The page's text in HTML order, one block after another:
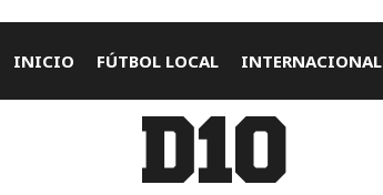
INICIO FÚTBOL LOCAL INTERNACIONAL